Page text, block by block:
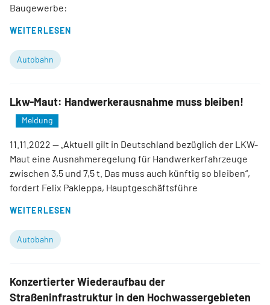
Baugewerbe:
WEITERLESEN
Autobahn
Lkw-Maut: Handwerkerausnahme muss bleiben!
Meldung
11.11.2022 — „Aktuell gilt in Deutschland bezüglich der LKW-
Maut eine Ausnahmeregelung für Handwerkerfahrzeuge
zwischen 3,5 und 7,5 t. Das muss auch künftig so bleiben“,
fordert Felix Pakleppa, Hauptgeschäftsführe
WEITERLESEN
Autobahn
Konzertierter Wiederaufbau der
Straßeninfrastruktur in den Hochwassergebieten